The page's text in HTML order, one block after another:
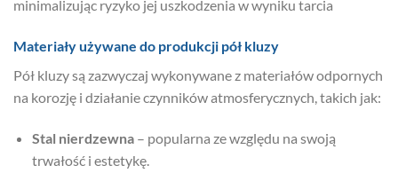
minimalizując ryzyko jej uszkodzenia w wyniku tarcia
Materiały używane do produkcji pół kluzy
Pół kluzy są zazwyczaj wykonywane z materiałów odpornych
na korozję i działanie czynników atmosferycznych, takich jak:
Stal nierdzewna– popularna ze względu na swoją
trwałość i estetykę.